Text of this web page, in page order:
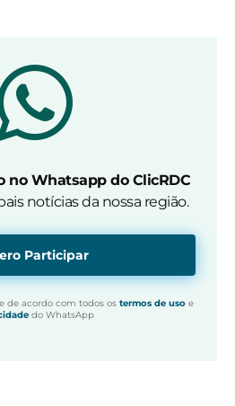
no Whatsapp do ClicRDC
notícias da nossa região.
Participar
de acordo com todos os termos de usoe
do WhatsApp